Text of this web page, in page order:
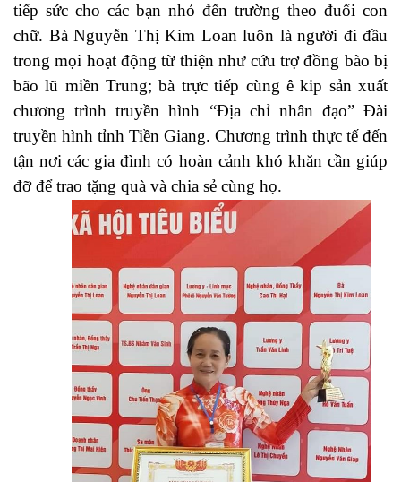
tiếp sức cho các bạn nhỏ đến trường theo đuổi con
chữ. Bà Nguyễn Thị Kim Loan luôn là người đi đầu
trong mọi hoạt động từ thiện như cứu trợ đồng bào bị
bão lũ miền Trung; bà trực tiếp cùng ê kip sản xuất
chương trình truyền hình “Địa chỉ nhân đạo” Đài
truyền hình tỉnh Tiền Giang. Chương trình thực tế đến
tận nơi các gia đình có hoàn cảnh khó khăn cần giúp
đỡ để trao tặng quà và chia sẻ cùng họ.